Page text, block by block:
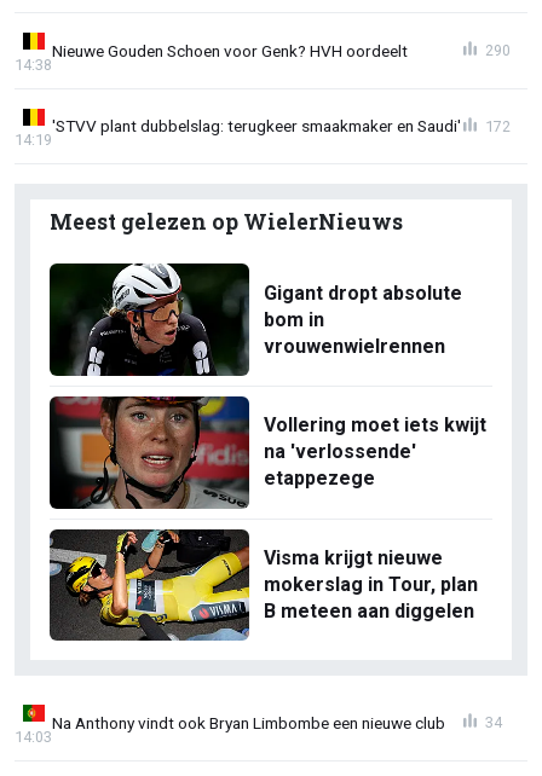
Nieuwe Gouden Schoen voor Genk? HVH oordeelt
14:38
290
'STVV plant dubbelslag: terugkeer smaakmaker en Saudi'
14:19
172
Meest gelezen op WielerNieuws
Gigant dropt absolute
bom in
vrouwenwielrennen
Vollering moet iets kwijt
na 'verlossende'
etappezege
Visma krijgt nieuwe
mokerslag in Tour, plan
B meteen aan diggelen
Na Anthony vindt ook Bryan Limbombe een nieuwe club
14:03
34